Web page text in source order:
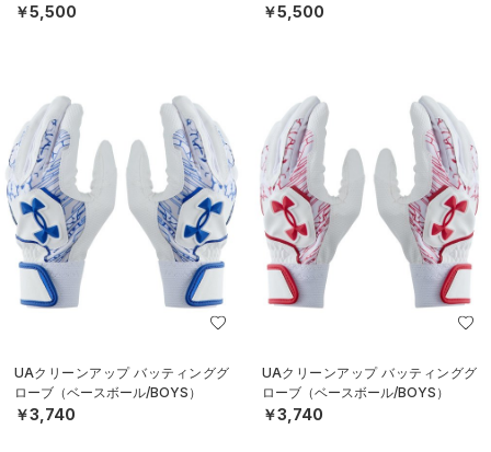
￥5,500 ￥5,500
UAクリーンアップ バッティンググ
ローブ（ベースボール/BOYS）
￥3,740
UAクリーンアップ バッティンググ
ローブ（ベースボール/BOYS）
￥3,740